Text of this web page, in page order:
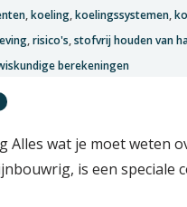
,koeling,koelingssystemen,
,risico's,stofvrij houden van
berekeningen
Alles wat je moet weten
is een